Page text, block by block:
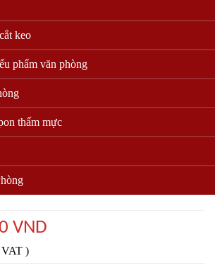
keo
phẩm văn phòng
thấm mực
pulppy
VND
VAT )